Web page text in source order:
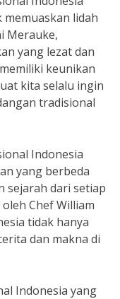
lidah
Merauke,
yang lezat dan
keunikan
kita selalu ingin
tradisional
Indonesia
yang berbeda
sejarah dari setiap
Chef William
tidak hanya
dan makna di
Indonesia yang